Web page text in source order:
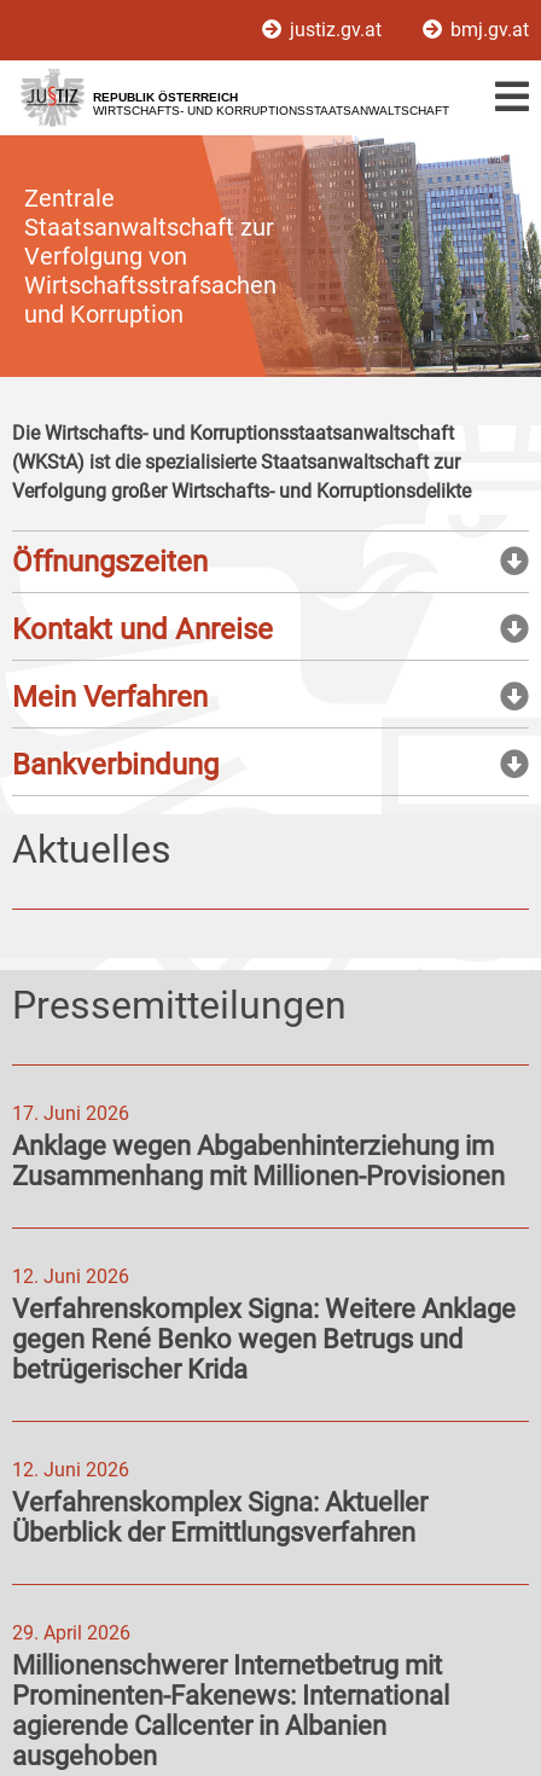
[1]
[2]
justiz.gv.at bmj.gv.at
REPUBLIK ÖSTERREICH
WIRTSCHAFTS- UND KORRUPTIONSSTAATSANWALTSCHAFT
Zentrale
Staatsanwaltschaft zur
Verfolgung von
Wirtschaftsstrafsachen
und Korruption
Die Wirtschafts- und Korruptionsstaatsanwaltschaft
(WKStA) ist die spezialisierte Staatsanwaltschaft zur
Verfolgung großer Wirtschafts- und Korruptionsdelikte
Öffnungszeiten
Kontakt und Anreise
Mein Verfahren
Bankverbindung
Aktuelles
Pressemitteilungen
17. Juni 2026
Anklage wegen Abgabenhinterziehung im
Zusammenhang mit Millionen-Provisionen
12. Juni 2026
Verfahrenskomplex Signa: Weitere Anklage
gegen René Benko wegen Betrugs und
betrügerischer Krida
12. Juni 2026
Verfahrenskomplex Signa: Aktueller
Überblick der Ermittlungsverfahren
29. April 2026
Millionenschwerer Internetbetrug mit
Prominenten-Fakenews: International
agierende Callcenter in Albanien
ausgehoben